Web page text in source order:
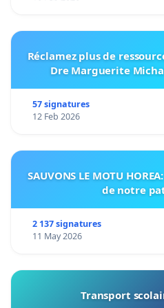
Réclamez plus de
Dre Marguerite
57 signatures
12 Feb 2026
SAUVONS LE MOTU
de notre
2 137 signatures
11 May 2026
Transport